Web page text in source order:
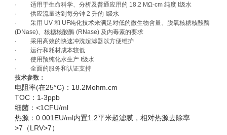
· 适用于生命科学、分析及普通应用的 18.2 MΩ-cm 纯度 I级水
· 供应流量达到每分钟 2 升的 I级水
· 采用 UV 和 UF纯化技术来满足对低的微生物含量、脱氧核糖核酸酶
(DNase)、核糖核酸酶 (RNase) 及内毒素的要求
· 采用高效的快速冲洗超滤器以方便维护
· 运行和耗材成本较低
· 使用预纯化水生产 I级水
· 全面的服务和认证支持
技术参数：
电阻率(在25°C)：18.2Mohm.cm
TOC：1-3ppb
细菌：<1CFU/ml
热源：0.001EU/ml内置1.2平米超滤膜，相对热源去除率
>7（LRV>7）